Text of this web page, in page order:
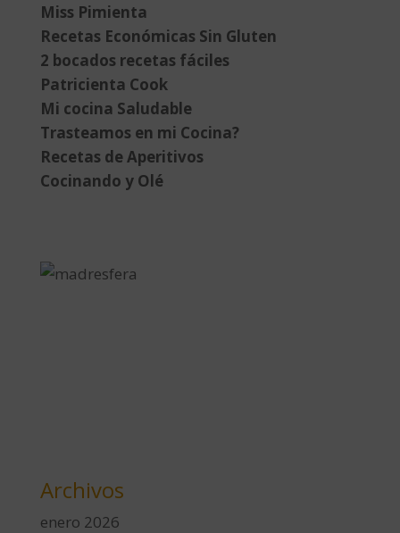
Miss Pimienta
Recetas Económicas Sin Gluten
2 bocados recetas fáciles
Patricienta Cook
Mi cocina Saludable
Trasteamos en mi Cocina?
Recetas de Aperitivos
Cocinando y Olé
Archivos
enero 2026